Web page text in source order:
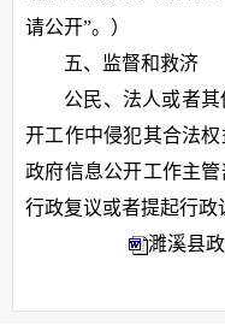
请公开”。）
五、监督和救济
公民、法人或者
开工作中侵犯其合法
政府信息公开工作主
行政复议或者提起行政
濉溪县